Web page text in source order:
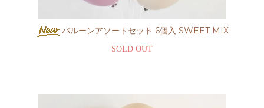
バルーンアソートセット 6個入 SWEET MIX
SOLD OUT